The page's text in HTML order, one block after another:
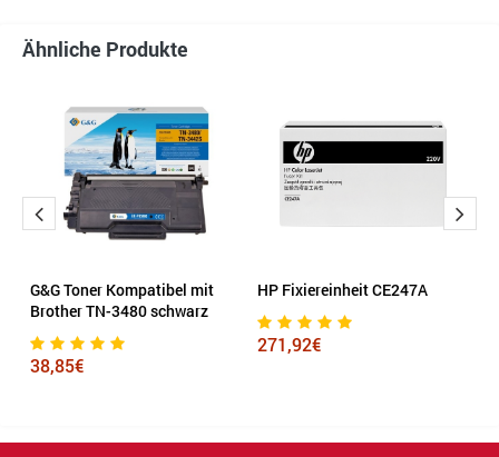
Ähnliche Produkte
G&G Toner Kompatibel mit
Brother TN-3480 schwarz
38,85€
HP Fixiereinheit CE247A
271,92€